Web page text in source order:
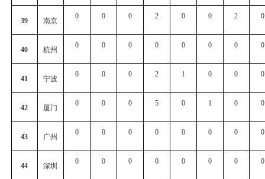
39 南京
0 0 0 2 0 0 2 0
40 杭州
0 0 0 0 0 0 0 0
41 宁波
0 0 0 2 1 0 0 0
42 厦门
0 0 0 5 0 1 0 0
43 广州
0 0 0 0 0 0 0 0
44 深圳
0 0 0 0 0 0 0 0